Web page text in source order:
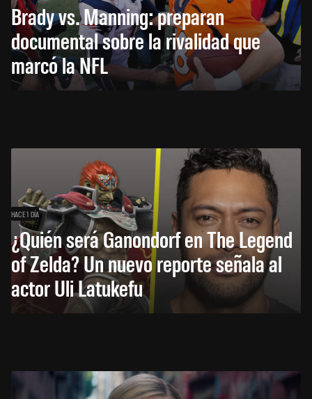
Brady vs. Manning: preparan
documental sobre la rivalidad que
marcó la NFL
HACE 1 DÍA
¿Quién será Ganondorf en The Legend
of Zelda? Un nuevo reporte señala al
actor Uli Latukefu